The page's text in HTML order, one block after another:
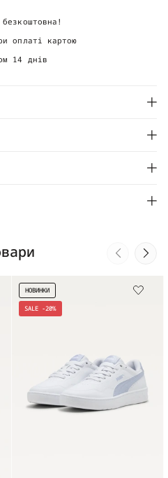
оплаті картою
14 днів
SALE -20%
НОВИНКИ